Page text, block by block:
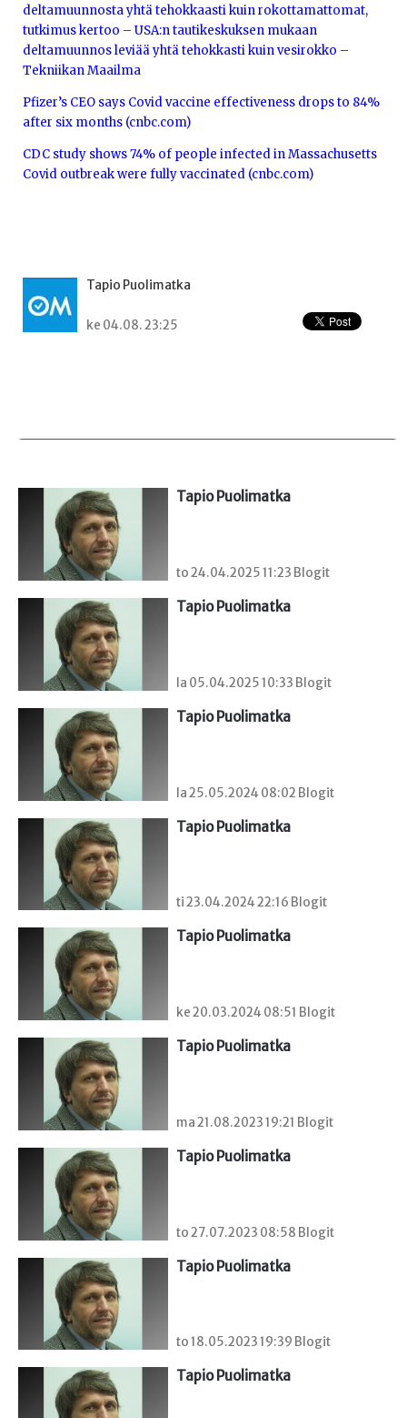
deltamuunnosta yhtä tehokkaasti kuin rokottamattomat,
tutkimus kertoo – USA:n tautikeskuksen mukaan
deltamuunnos leviää yhtä tehokkasti kuin vesirokko –
Tekniikan Maailma
Pfizer’s CEO says Covid vaccine effectiveness drops to 84%
after six months (cnbc.com)
CDC study shows 74% of people infected in Massachusetts
Covid outbreak were fully vaccinated (cnbc.com)
Tapio Puolimatka
ke 04.08. 23:25
Tapio Puolimatka
to 24.04.2025 11:23 Blogit
Tapio Puolimatka
la 05.04.2025 10:33 Blogit
Tapio Puolimatka
la 25.05.2024 08:02 Blogit
Tapio Puolimatka
ti 23.04.2024 22:16 Blogit
Tapio Puolimatka
ke 20.03.2024 08:51 Blogit
Tapio Puolimatka
ma 21.08.2023 19:21 Blogit
Tapio Puolimatka
to 27.07.2023 08:58 Blogit
Tapio Puolimatka
to 18.05.2023 19:39 Blogit
Tapio Puolimatka